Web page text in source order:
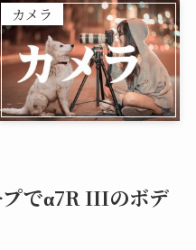
カメラ
でα7R IIIのボデ